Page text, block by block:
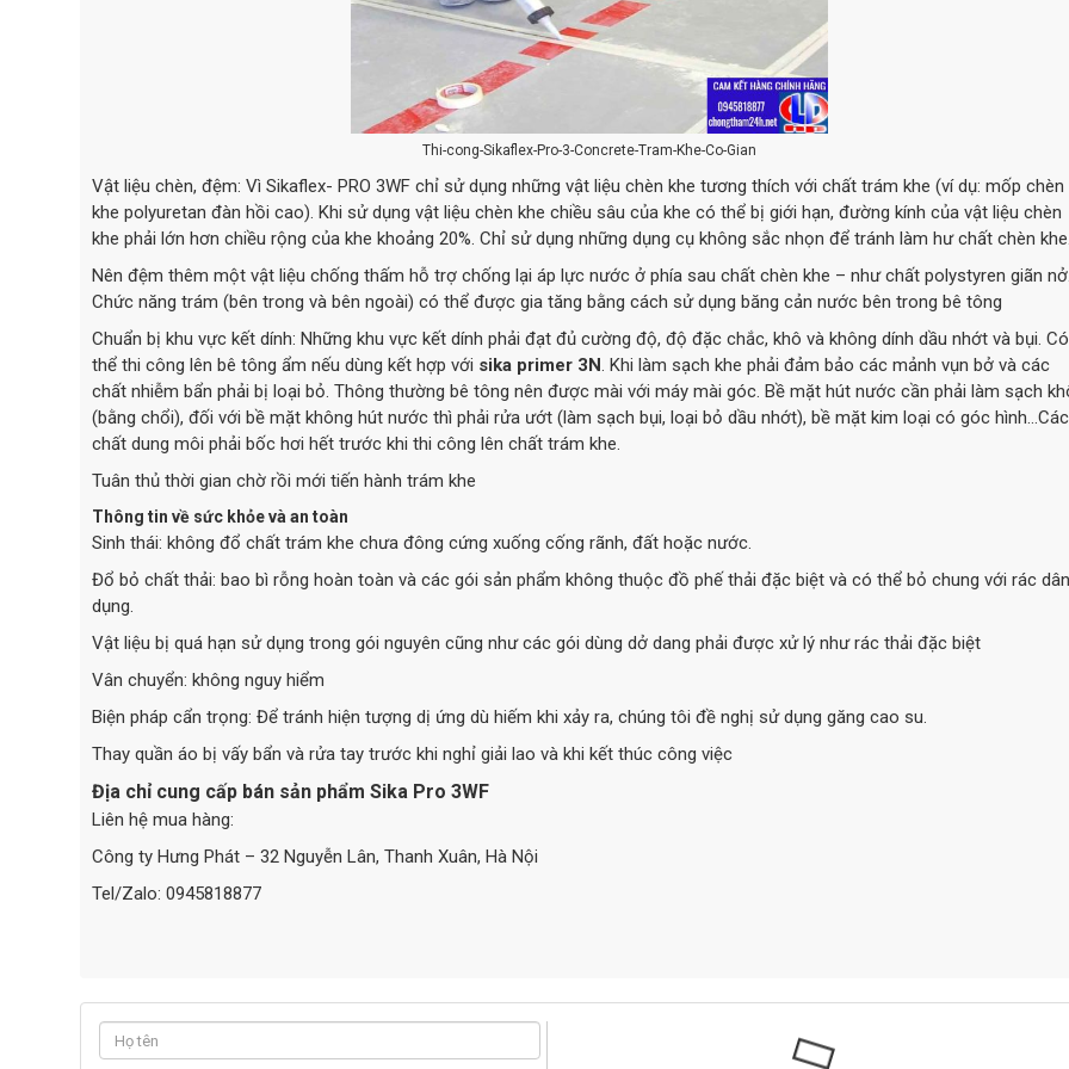
Thi-cong-Sikaflex-Pro-3-Concrete-Tram-Khe-Co-Gian
Vật liệu chèn, đệm: Vì Sikaflex- PRO 3WF chỉ sử dụng những vật liệu chèn khe tương thích với chất trám khe (ví dụ: mốp chèn
khe polyuretan đàn hồi cao). Khi sử dụng vật liệu chèn khe chiều sâu của khe có thể bị giới hạn, đường kính của vật liệu chèn
khe phải lớn hơn chiều rộng của khe khoảng 20%. Chỉ sử dụng những dụng cụ không sắc nhọn để tránh làm hư chất chèn khe.
Nên đệm thêm một vật liệu chống thấm hỗ trợ chống lại áp lực nước ở phía sau chất chèn khe – như chất polystyren giãn nở.
Chức năng trám (bên trong và bên ngoài) có thể được gia tăng bằng cách sử dụng băng cản nước bên trong bê tông
Chuẩn bị khu vực kết dính: Những khu vực kết dính phải đạt đủ cường độ, độ đặc chắc, khô và không dính dầu nhớt và bụi. Có
thể thi công lên bê tông ẩm nếu dùng kết hợp với sika primer 3N. Khi làm sạch khe phải đảm bảo các mảnh vụn bở và các
chất nhiễm bẩn phải bị loại bỏ. Thông thường bê tông nên được mài với máy mài góc. Bề mặt hút nước cần phải làm sạch
(bằng chổi), đối với bề mặt không hút nước thì phải rửa ướt (làm sạch bụi, loại bỏ dầu nhớt), bề mặt kim loại có góc hình…Các
chất dung môi phải bốc hơi hết trước khi thi công lên chất trám khe.
Tuân thủ thời gian chờ rồi mới tiến hành trám khe
Thông tin về sức khỏe và an toàn
Sinh thái: không đổ chất trám khe chưa đông cứng xuống cống rãnh, đất hoặc nước.
Đổ bỏ chất thải: bao bì rỗng hoàn toàn và các gói sản phẩm không thuộc đồ phế thải đặc biệt và có thể bỏ chung với rác dân
dụng.
Vật liệu bị quá hạn sử dụng trong gói nguyên cũng như các gói dùng dở dang phải được xử lý như rác thải đặc biệt
Vân chuyển: không nguy hiểm
Biện pháp cẩn trọng: Để tránh hiện tượng dị ứng dù hiếm khi xảy ra, chúng tôi đề nghị sử dụng găng cao su.
Thay quần áo bị vấy bẩn và rửa tay trước khi nghỉ giải lao và khi kết thúc công việc
Địa chỉ cung cấp bán sản phẩm Sika Pro 3WF
Liên hệ mua hàng:
Công ty Hưng Phát – 32 Nguyễn Lân, Thanh Xuân, Hà Nội
Tel/Zalo: 0945818877